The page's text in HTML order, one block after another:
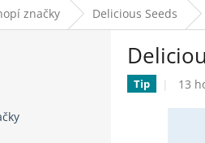
značky Delicious Seeds
Tip 13